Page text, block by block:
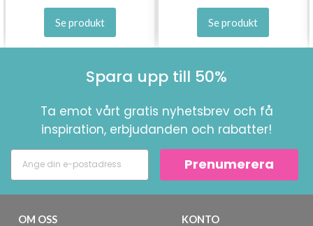
Se produkt Se produkt
Spara upp till 50%
Ta emot vårt gratis nyhetsbrev och få
inspiration, erbjudanden och rabatter!
Prenumerera
OM OSS KONTO